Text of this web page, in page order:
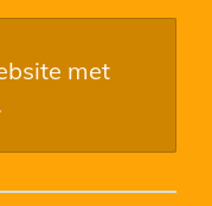
met